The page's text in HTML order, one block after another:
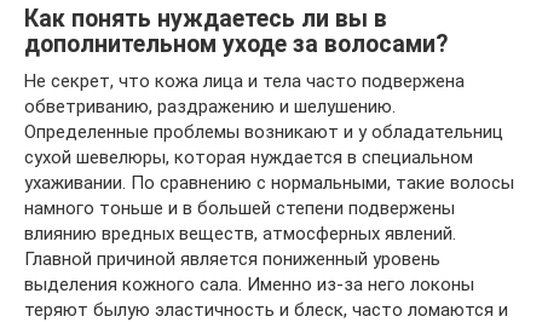
Как понять нуждаетесь ли вы в
дополнительном уходе за волосами?
Не секрет, что кожа лица и тела часто подвержена
обветриванию, раздражению и шелушению.
Определенные проблемы возникают и у обладательниц
сухой шевелюры, которая нуждается в специальном
ухаживании. По сравнению с нормальными, такие волосы
намного тоньше и в большей степени подвержены
влиянию вредных веществ, атмосферных явлений.
Главной причиной является пониженный уровень
выделения кожного сала. Именно из-за него локоны
теряют былую эластичность и блеск, часто ломаются и